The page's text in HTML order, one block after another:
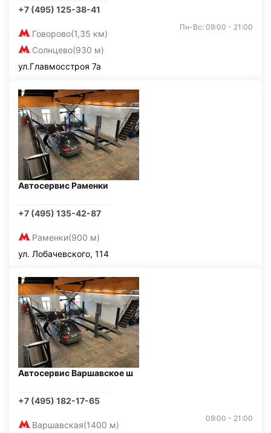
+7 (495) 125-38-41
Говорово(1,35 км)
Солнцево(930 м)
Пн-Вс: 09:00 - 21:00
ул.Главмосстроя 7а
Автосервис Раменки
+7 (495) 135-42-87
Раменки(900 м)
ул. Лобачевского, 114
Автосервис Варшавское ш
+7 (495) 182-17-65
Варшавская(1400 м)
09:00 - 21:00